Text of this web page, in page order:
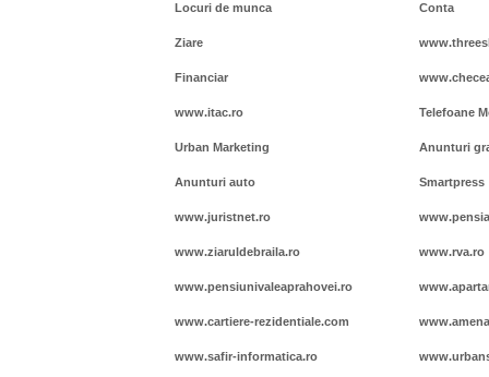
Locuri de munca Conta
Ziare
Financiar
www.itac.ro Telefoane
Urban Marketing Anunturi
Anunturi auto Smartpress
www.juristnet.ro
www.ziaruldebraila.ro www.rva.ro
www.pensiunivaleaprahovei.ro
www.cartiere-rezidentiale.com
www.safir-informatica.ro